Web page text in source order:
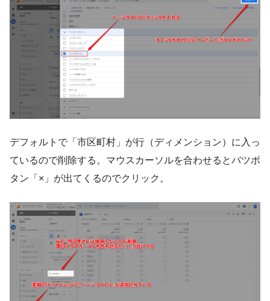
デフォルトで「市区町村」が行（ディメンション）に入っ
ているので削除する。マウスカーソルを合わせるとバツボ
タン「×」が出てくるのでクリック。